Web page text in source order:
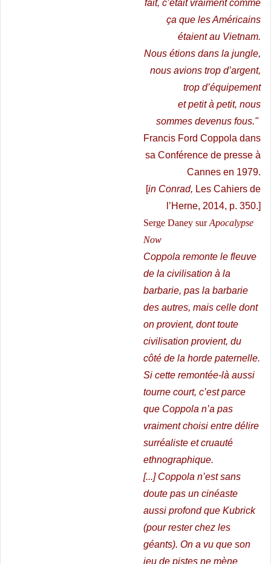
fait, c’était vraiment comme
ça que les Américains
étaient au Vietnam.
Nous étions dans la jungle,
nous avions trop d’argent,
trop d’équipement
et petit à petit, nous
sommes devenus fous."
Francis Ford Coppola dans
sa Conférence de presse à
Cannes en 1979.
[in Conrad, Les Cahiers de
l’Herne, 2014, p. 350.]
Serge Daney surApocalypse
Now
Coppola remonte le fleuve
de la civilisation à la
barbarie, pas la barbarie
des autres, mais celle dont
on provient, dont toute
civilisation provient, du
côté de la horde paternelle.
Si cette remontée-là aussi
tourne court, c’est parce
que Coppola n’a pas
vraiment choisi entre délire
surréaliste et cruauté
ethnographique.
[...] Coppola n’est sans
doute pas un cinéaste
aussi profond que Kubrick
(pour rester chez les
géants). On a vu que son
jeu de pistes ne mène